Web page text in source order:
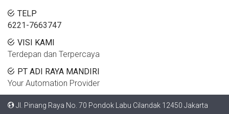
TELP
6221-7663747
VISI KAMI
Terdepan dan Terpercaya
PT ADI RAYA MANDIRI
Your Automation Provider
Jl. Pinang Raya No. 70 Pondok Labu Cilandak 12450 Jakarta